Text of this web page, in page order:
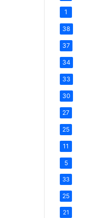
1
38
37
34
33
30
27
25
11
5
33
25
21